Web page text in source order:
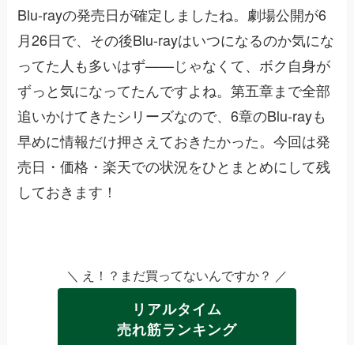
Blu-rayの発売日が確定しましたね。劇場公開が6
月26日で、その後Blu-rayはいつになるのか気にな
ってた人も多いはず——じゃなくて、ボク自身が
ずっと気になってたんですよね。第五章まで全部
追いかけてきたシリーズなので、6章のBlu-rayも
早めに情報だけ押さえておきたかった。今回は発
売日・価格・楽天での状況をひとまとめにして残
しておきます！
＼ え！？まだ買ってないんですか？ ／
リアルタイム
売れ筋ランキング